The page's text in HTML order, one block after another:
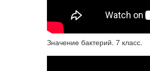
Значение бактерий. 7 класс.